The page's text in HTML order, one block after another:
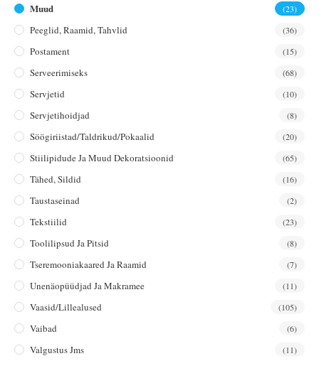
Muud (23)
Peeglid, Raamid, Tahvlid (36)
Postament (15)
Serveerimiseks (68)
Servjetid (10)
Servjetihoidjad (8)
Söögiriistad/taldrikud/pokaalid (20)
Stiilipidude Ja Muud Dekoratsioonid (65)
Tähed, Sildid (16)
Taustaseinad (2)
Tekstiilid (23)
Toolilipsud Ja Pitsid (8)
Tseremooniakaared Ja Raamid (7)
Unenäopüüdjad Ja Makramee (11)
Vaasid/lillealused (105)
Vaibad (6)
Valgustus Jms (11)